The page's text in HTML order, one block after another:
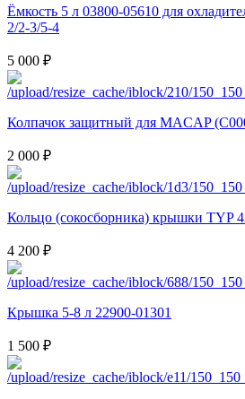
Ёмкость 5 л 03800-05610 для
2/2-3/5-4
5 000 ₽
Колпачок защитный для MACAP
2 000 ₽
Кольцо (сокосборника) крышки TYP
4 200 ₽
Крышка 5-8 л 22900-01301
1 500 ₽